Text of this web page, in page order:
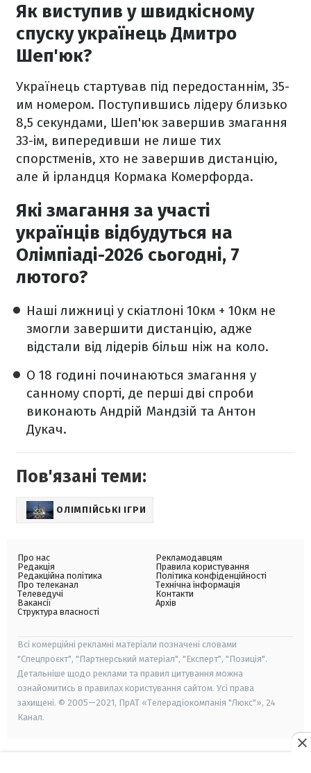
Як виступив у швидкісному
спуску українець Дмитро
Шеп'юк?
Українець стартував під передостаннім, 35-
им номером. Поступившись лідеру близько
8,5 секундами, Шеп'юк завершив змагання
33-ім, випередивши не лише тих
спорстменів, хто не завершив дистанцію,
але й ірландця Кормака Комерфорда.
Які змагання за участі
українців відбудуться на
Олімпіаді-2026 сьогодні, 7
лютого?
Наші лижниці у скіатлоні 10км + 10км не
змогли завершити дистанцію, адже
відстали від лідерів більш ніж на коло.
О 18 годині починаються змагання у
санному спорті, де перші дві спроби
виконають Андрій Мандзій та Антон
Дукач.
Пов'язані теми:
ОЛІМПІЙСЬКІ ІГРИ
Про нас
Редакція
Редакційна політика
Про телеканал
Телеведучі
Вакансії
Структура власності
Рекламодавцям
Правила користування
Політика конфіденційності
Технічна інформація
Контакти
Архів
Всі комерційні рекламні матеріали позначені словами
"Спецпроєкт", "Партнерський матеріал", "Експерт", "Позиція".
Детальніше щодо реклами та правил цитування можна
ознайомитись в правилах користування сайтом. Усі права
захищені. © 2005—2021, ПрАТ «Телерадіокомпанія "Люкс"», 24
Канал.